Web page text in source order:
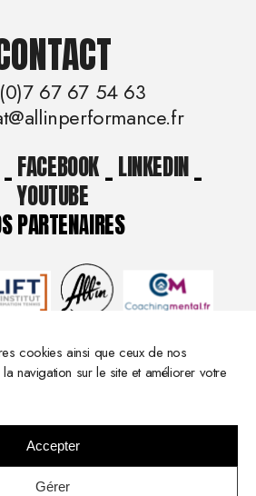
cookies ainsi que ceux de nos
navigation sur le site et améliorer votre
Accepter
Gérer
67 67 54 63
FACEBOOK_ LINKEDIN_
YOUTUBE
PARTENAIRES
-Mentions légales- Réalisation :
Elodie Palau